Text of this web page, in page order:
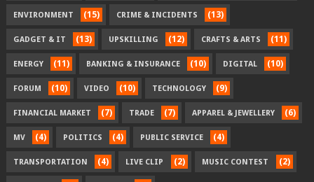
ENVIRONMENT (15) CRIME & INCIDENTS (13)
GADGET & IT (13) UPSKILLING (12) CRAFTS & ARTS (11)
ENERGY (11) BANKING & INSURANCE (10) DIGITAL (10)
FORUM (10) VIDEO (10) TECHNOLOGY (9)
FINANCIAL MARKET (7) TRADE (7) APPAREL & JEWELLERY (6)
MV (4) POLITICS (4) PUBLIC SERVICE (4)
TRANSPORTATION (4) LIVE CLIP (2) MUSIC CONTEST (2)